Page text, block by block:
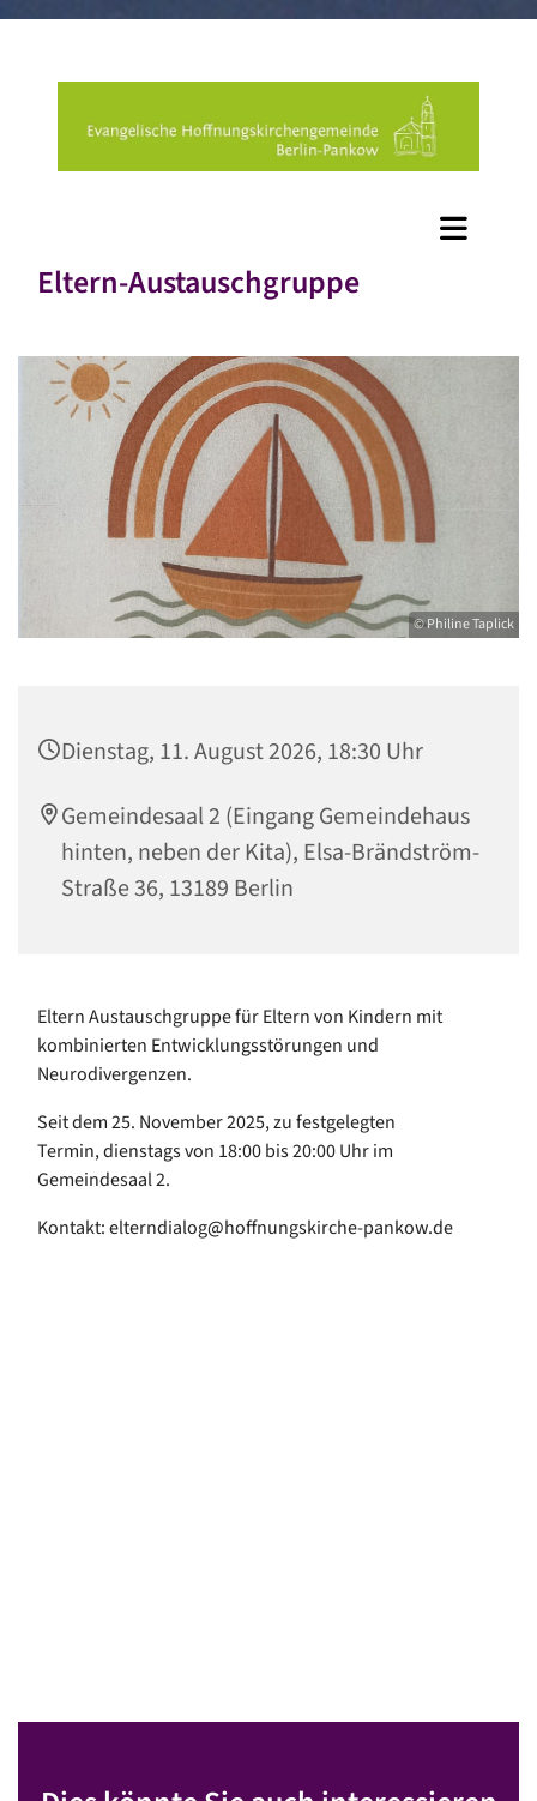
Eltern-Austauschgruppe
© Philine Taplick
Dienstag, 11. August 2026, 18:30 Uhr
Gemeindesaal 2 (Eingang Gemeindehaus
hinten, neben der Kita), Elsa-Brändström-
Straße 36, 13189 Berlin
Eltern Austauschgruppe für Eltern von Kindern mit
kombinierten Entwicklungsstörungen und
Neurodivergenzen.
Seit dem 25. November 2025, zu festgelegten
Termin, dienstags von 18:00 bis 20:00 Uhr im
Gemeindesaal 2.
Kontakt: elterndialog@hoffnungskirche-pankow.de